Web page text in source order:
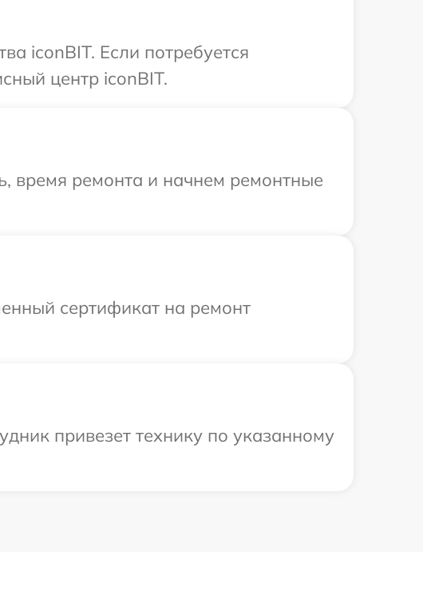
iconBIT. Если потребуется
центр iconBIT.
время ремонта и начнем ремонтные
сертификат на ремонт
привезет технику по указанному